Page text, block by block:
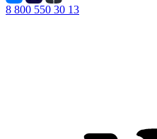
8 800 550 30 13